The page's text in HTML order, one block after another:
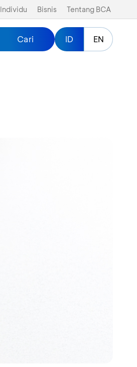
Individu Bisnis Tentang BCA
Cari ID EN